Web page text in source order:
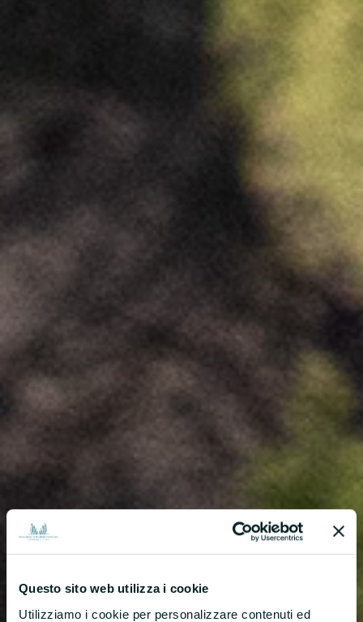
Questo sito web utilizza i cookie
Utilizziamo i cookie per personalizzare contenuti ed